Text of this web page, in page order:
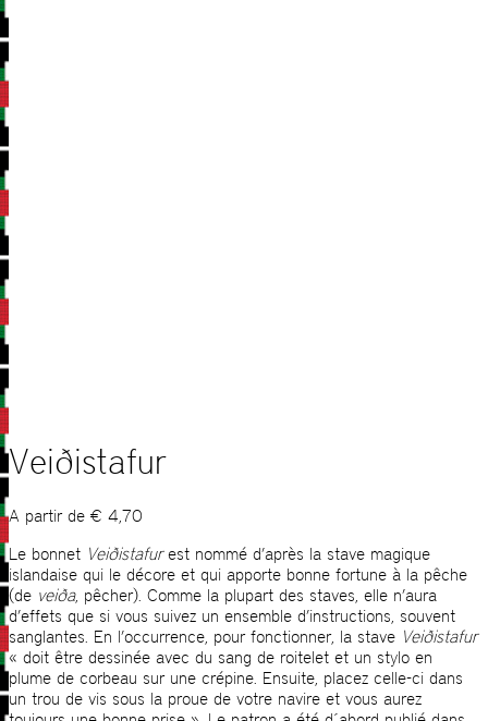
Veiðistafur
A partir de € 4,70
Le bonnet Veiðistafurest nommé d’après la stave magique
islandaise qui le décore et qui apporte bonne fortune à la pêche
(de veiða, pêcher). Comme la plupart des staves, elle n’aura
d’effets que si vous suivez un ensemble d’instructions, souvent
sanglantes. En l’occurrence, pour fonctionner, la stave Veiðistafur
« doit être dessinée avec du sang de roitelet et un stylo en
plume de corbeau sur une crépine. Ensuite, placez celle-ci dans
un trou de vis sous la proue de votre navire et vous aurez